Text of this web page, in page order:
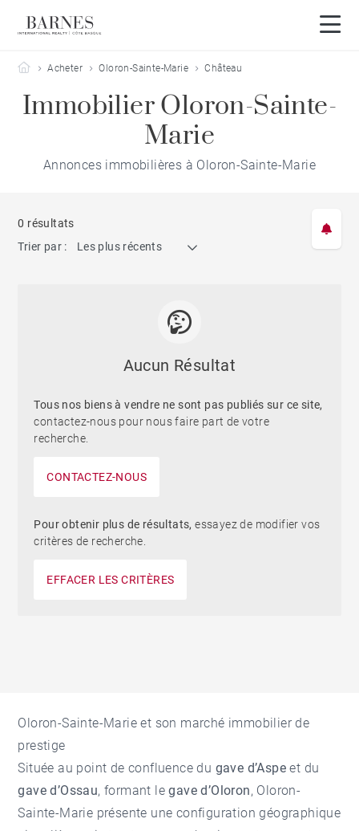
Barnes Côte Basque
Acheter Oloron-Sainte-Marie Château
Immobilier Oloron-Sainte-
Marie
Annonces immobilières à Oloron-Sainte-Marie
0 résultats
Trier par :
Les plus récents
Aucun Résultat
Tous nos biens à vendre ne sont pas publiés sur ce site,
contactez-nous pour nous faire part de votre
recherche.
CONTACTEZ-NOUS
Pour obtenir plus de résultats,essayez de modifier vos
critères de recherche.
EFFACER LES CRITÈRES
Oloron-Sainte-Marie et son marché immobilier de
prestige
Située au point de confluence du gave d’Aspe et du
gave d’Ossau, formant legave d’Oloron, Oloron-
Sainte-Marie présente une configuration géographique